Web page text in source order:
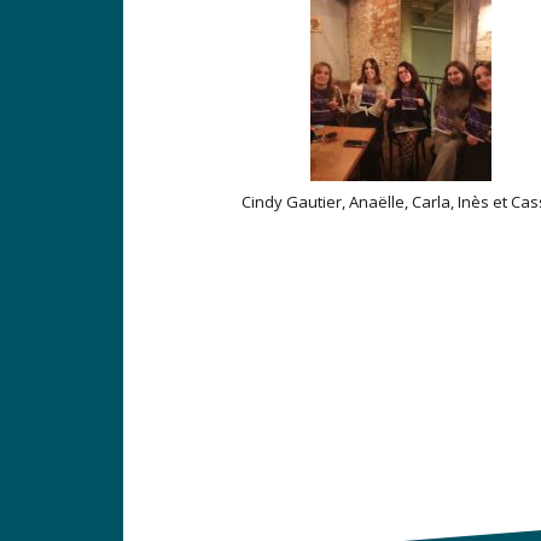
Cindy Gautier, Anaëlle, Carla, Inès et